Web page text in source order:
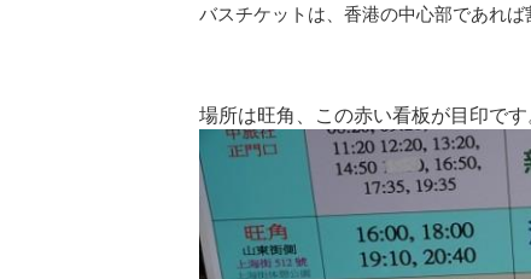
バスチケットは、香港の中心部であれ
場所は旺角、この赤い看板が目印です